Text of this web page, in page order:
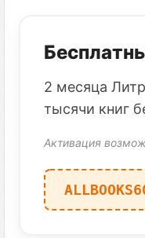
2 месяца
тысячи книг
Активация